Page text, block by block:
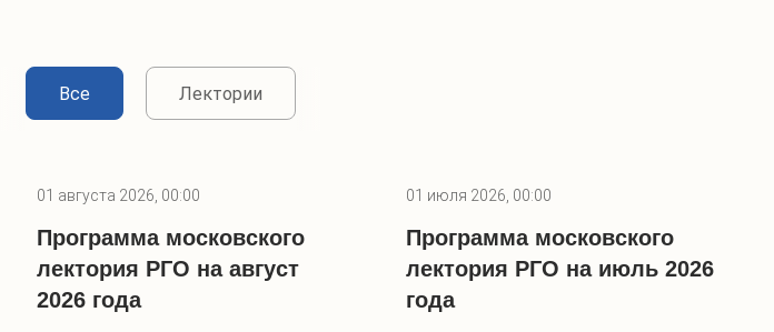
Все Лектории
01 августа 2026, 00:00
Программа московского
лектория РГО на август
2026 года
01 июля 2026, 00:00
Программа московского
лектория РГО на июль 2026
года